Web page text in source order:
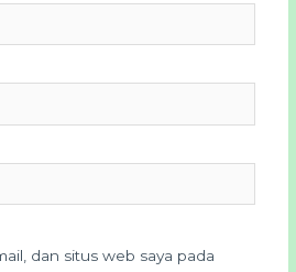
dan situs web saya pada